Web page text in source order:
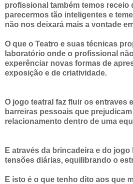
profissional também temos receio
parecermos tão inteligentes e
não nos deixará mais a vontade
O que o Teatro e suas técnicas
laboratório onde o profissional
experênciar novas formas de
exposição e de criatividade.
O jogo teatral faz fluir os entraves
barreiras pessoais que
relacionamento dentro de uma
E através da brincadeira e do
tensões diárias, equilibrando o
E isto é o que tenho dito aos que